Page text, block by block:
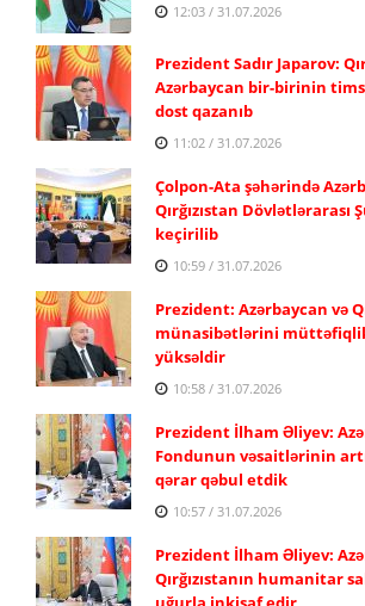
12:03 / 31.07.2026
Prezident Sadır Japarov:
Azərbaycan bir-birinin
dost qazanıb
11:02 / 31.07.2026
Çolpon-Ata şəhərində
Qırğızıstan Dövlətlərarası
keçirilib
10:59 / 31.07.2026
Prezident: Azərbaycan və
münasibətlərini
yüksəldir
10:58 / 31.07.2026
Prezident İlham Əliyev:
Fondunun vəsaitlərinin
qərar qəbul etdik
10:57 / 31.07.2026
Prezident İlham Əliyev:
Qırğızıstanın humanitar